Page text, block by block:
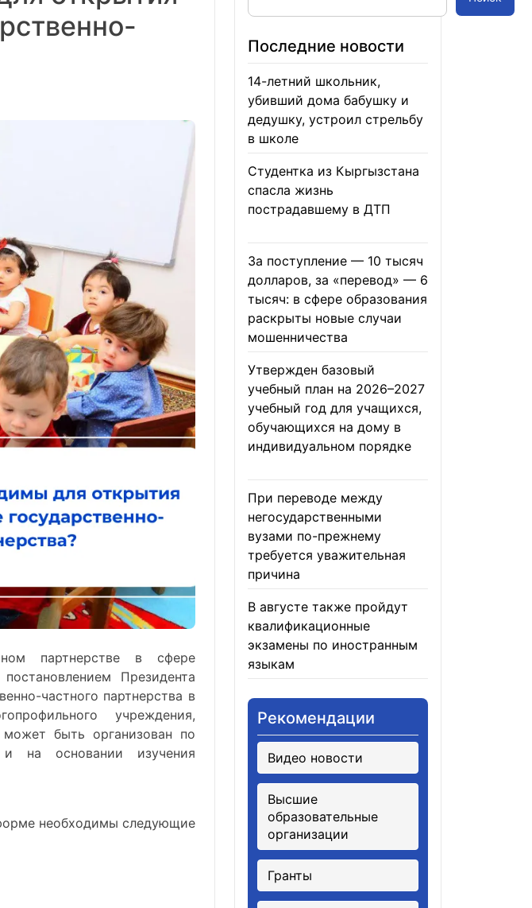
партнерстве в сфере
Президента
частного партнерства в
учреждения,
может быть организован по
и на основании изучения
необходимы следующие
Последние новости
14-летний школьник,
убивший дома бабушку и
дедушку, устроил стрельбу
в школе
Студентка из Кыргызстана
спасла жизнь
пострадавшему в ДТП
За поступление — 10 тысяч
долларов, за «перевод» — 6
тысяч: в сфере образования
раскрыты новые случаи
мошенничества
Утвержден базовый
учебный план на 2026–2027
учебный год для учащихся,
обучающихся на дому в
индивидуальном порядке
При переводе между
негосударственными
вузами по-прежнему
требуется уважительная
причина
В августе также пройдут
квалификационные
экзамены по иностранным
языкам
Рекомендации
Видео новости
Высшие
образовательные
организации
Гранты